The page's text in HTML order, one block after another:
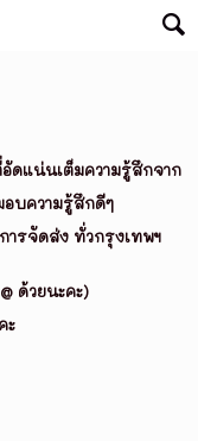
ดแน่นเต็มความรู้สึกจาก
บความรู้สึกดีๆ
ารจัดส่ง ทั่วกรุงเทพฯ
ด้วยนะคะ)
ะ